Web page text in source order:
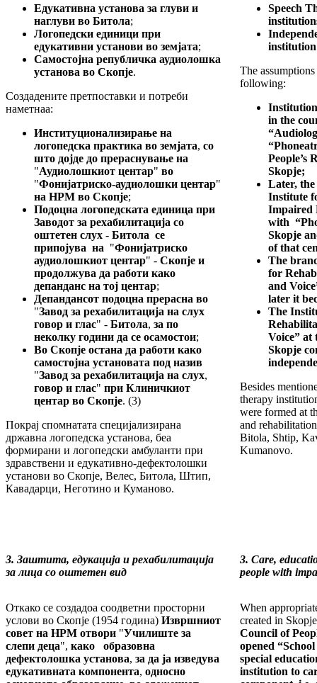
Едукативна установа за глуви и
наглуви во Битола;
Логопедски единици при
едукативни установи во земјата;
Самостојна републичка аудиолошка
установа во Скопје.
Создадените претпоставки и потреби
наметнаа:
Институционализирање на
логопедска практика во земјата, со
што дојде до прераснување на
"Аудиолошкиот центар" во
"Фонијатриско-аудиолошки центар"
на НРМ во Скопје;
Подоцна логопедската единица при
Заводот за рехабилитација со
оштетен слух - Битола се
припојува на "Фонијатриско
аудиолошкиот центар" - Скопје и
продолжува да работи како
депанданс на тој центар;
Депандансот подоцна прерасна во
"Завод за рехабилитација на слух
говор и глас" - Битола, за по
неколку години да се осамостои;
Во Скопје остана да работи како
самостојна установата под назив
"Завод за рехабилитација на слух,
говор и глас" при Клиничкиот
центар во Скопје. (3)
Покрај спомнатата специјализирана
државна логопедска установа, беа
формирани и логопедски амбуланти при
здравствени и едукативно-дефектолошки
установи во Скопје, Велес, Битола, Штип,
Кавадарци, Неготино и Куманово.
Speech
The
following:
in the
People’s
Skopje;
Later, the
Institute
Impaired
with
Skopje
of that
The
for
and
later it
The
Voice” at
Skopje
Besides
therapy
were formed at
and
Bitola, Shtip,
Kumanovo.
3. Заштита, едукација и рехабилитација
за лица со оштетен вид
3. Care,
people with
Откако се создадоа соодветни просторни
услови во Скопје (1954 година) Извршниот
совет на НРМ отвори "Училиште за
слепи деца", како образовна
дефектолошка установа, за да ја изведува
едукативната компонента, односно
When
created in
Council of
opened
special
institution to